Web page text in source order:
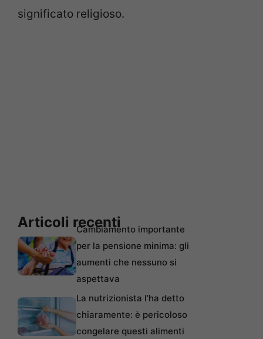
significato religioso.
Articoli recentiCambiamento importante
per la pensione minima: gli
aumenti che nessuno si
aspettava
La nutrizionista l’ha detto
chiaramente: è pericoloso
congelare questi alimenti